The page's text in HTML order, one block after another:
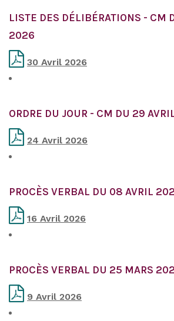
LISTE DES DÉLIBÉRATIONS - CM
2026
30 Avril 2026
ORDRE DU JOUR - CM DU 29
24 Avril 2026
PROCÈS VERBAL DU 08 AVRIL
16 Avril 2026
PROCÈS VERBAL DU 25 MARS
9 Avril 2026